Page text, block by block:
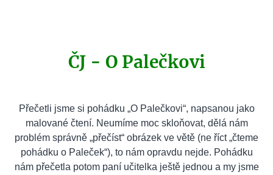
ČJ - O Palečkovi
Přečetli jsme si pohádku „O Palečkovi“, napsanou jako
malované čtení. Neumíme moc skloňovat, dělá nám
problém správně „přečíst“ obrázek ve větě (ne říct „čteme
pohádku o Paleček“), to nám opravdu nejde. Pohádku
nám přečetla potom paní učitelka ještě jednou a my jsme